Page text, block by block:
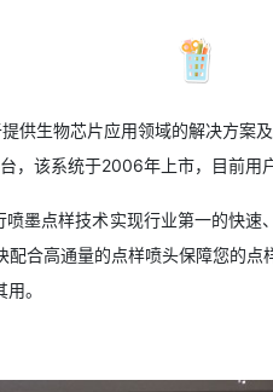
供生物芯片应用领域的解决方案
，该系统于2006年上市，目前用
墨点样技术实现行业第一的快
配合高通量的点样喷头保障您的
。